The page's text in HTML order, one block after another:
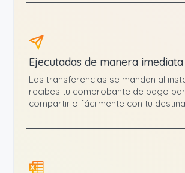
Ejecutadas de manera imediata
Las transferencias se mandan al
recibes tu comprobante de pago
compartirlo fácilmente con tu